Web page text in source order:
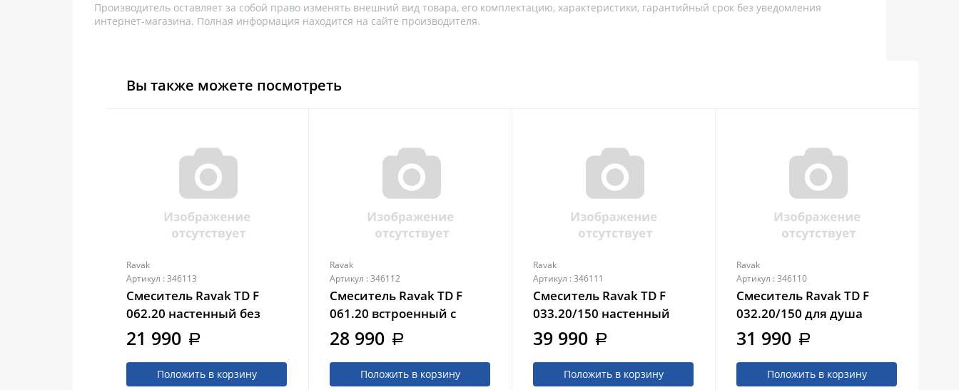
Производитель оставляет за собой право изменять внешний вид товара, его комплектацию, характеристики, гарантийный срок без уведомления
интернет-магазина. Полная информация находится на сайте производителя.
Вы также можете посмотреть
Ravak
Артикул : 346113
Смеситель Ravak TD F
062.20 настенный без
переключателя черный
(X070157)
21 990 a
Положить в корзину
Ravak
Артикул : 346112
Смеситель Ravak TD F
061.20 встроенный с
переключателем черный
(X070156)
28 990 a
Положить в корзину
Ravak
Артикул : 346111
Смеситель Ravak TD F
033.20/150 настенный
термостатический для
душа без гарнитуры
черный (X070154)
39 990 a
Положить в корзину
Ravak
Артикул : 346110
Смеситель Ravak TD F
032.20/150 для душа
черный (X070153)
31 990 a
Положить в корзину